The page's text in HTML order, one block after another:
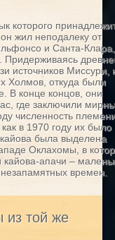
которого
жил неподалеку от
и Санта-Клара,
Придерживаясь
источников Миссури,
Холмов, откуда были
В конце концов, они
где заключили
численность
в 1970 году их было
была выделена
Оклахомы, в
кайова-апачи –
времен.
из той же